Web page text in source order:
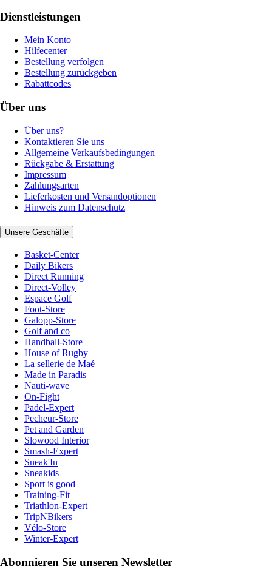
Dienstleistungen
Mein Konto
Hilfecenter
Bestellung verfolgen
Bestellung zurückgeben
Rabattcodes
Über uns
Über uns?
Kontaktieren Sie uns
Allgemeine Verkaufsbedingungen
Rückgabe & Erstattung
Impressum
Zahlungsarten
Lieferkosten und Versandoptionen
Hinweis zum Datenschutz
Unsere Geschäfte
Basket-Center
Daily Bikers
Direct Running
Direct-Volley
Espace Golf
Foot-Store
Galopp-Store
Golf and co
Handball-Store
House of Rugby
La sellerie de Maé
Made in Paradis
Nauti-wave
On-Fight
Padel-Expert
Pecheur-Store
Pet and Garden
Slowood Interior
Smash-Expert
Sneak'In
Sneakids
Sport is good
Training-Fit
Triathlon-Expert
TripNBikers
Vélo-Store
Winter-Expert
Abonnieren Sie unseren Newsletter